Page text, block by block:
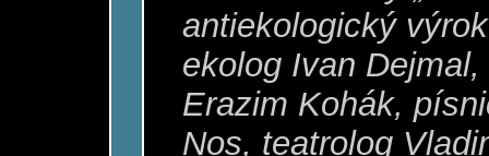
antiekologický
ekolog Ivan
Erazim Kohák,
Nos, teatrolog